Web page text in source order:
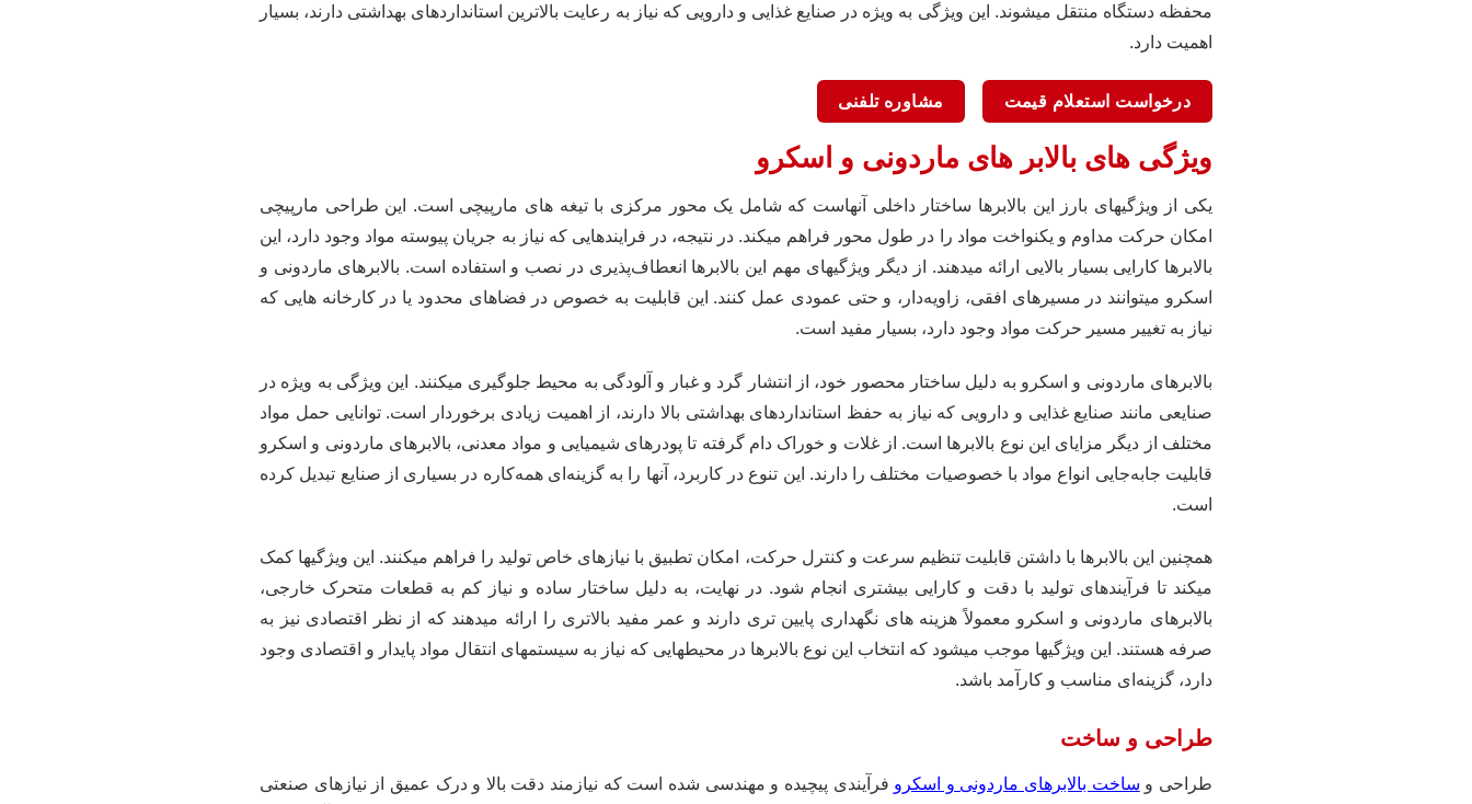
محفظه دستگاه منتقل میشوند. این ویژگی به ویژه در صنایع غذایی و دارویی که نیاز به رعایت بالاترین استانداردهای بهداشتی دارند، بسیار
اهمیت دارد.
درخواست استعلام قیمت مشاوره تلفنی
ویژگی های بالابر های ماردونی و اسکرو
یکی از ویژگیهای بارز این بالابرها ساختار داخلی آنهاست که شامل یک محور مرکزی با تیغه های مارپیچی است. این طراحی مارپیچی
امکان حرکت مداوم و یکنواخت مواد را در طول محور فراهم میکند. در نتیجه، در فرایندهایی که نیاز به جریان پیوسته مواد وجود دارد، این
بالابرها کارایی بسیار بالایی ارائه میدهند. از دیگر ویژگیهای مهم این بالابرها انعطاف‌پذیری در نصب و استفاده است. بالابرهای ماردونی و
اسکرو میتوانند در مسیرهای افقی، زاویه‌دار، و حتی عمودی عمل کنند. این قابلیت به خصوص در فضاهای محدود یا در کارخانه هایی که
نیاز به تغییر مسیر حرکت مواد وجود دارد، بسیار مفید است.
بالابرهای ماردونی و اسکرو به دلیل ساختار محصور خود، از انتشار گرد و غبار و آلودگی به محیط جلوگیری میکنند. این ویژگی به ویژه در
صنایعی مانند صنایع غذایی و دارویی که نیاز به حفظ استانداردهای بهداشتی بالا دارند، از اهمیت زیادی برخوردار است. توانایی حمل مواد
مختلف از دیگر مزایای این نوع بالابرها است. از غلات و خوراک دام گرفته تا پودرهای شیمیایی و مواد معدنی، بالابرهای ماردونی و اسکرو
قابلیت جابه‌جایی انواع مواد با خصوصیات مختلف را دارند. این تنوع در کاربرد، آنها را به گزینه‌ای همه‌کاره در بسیاری از صنایع تبدیل کرده
است.
همچنین این بالابرها با داشتن قابلیت تنظیم سرعت و کنترل حرکت، امکان تطبیق با نیازهای خاص تولید را فراهم میکنند. این ویژگیها کمک
میکند تا فرآیندهای تولید با دقت و کارایی بیشتری انجام شود. در نهایت، به دلیل ساختار ساده و نیاز کم به قطعات متحرک خارجی،
بالابرهای ماردونی و اسکرو معمولاً هزینه های نگهداری پایین تری دارند و عمر مفید بالاتری را ارائه میدهند که از نظر اقتصادی نیز به
صرفه هستند. این ویژگیها موجب میشود که انتخاب این نوع بالابرها در محیطهایی که نیاز به سیستمهای انتقال مواد پایدار و اقتصادی وجود
دارد، گزینه‌ای مناسب و کارآمد باشد.
طراحی و ساخت
طراحی و ساخت بالابرهای ماردونی و اسکرو فرآیندی پیچیده و مهندسی شده است که نیازمند دقت بالا و درک عمیق از نیازهای صنعتی